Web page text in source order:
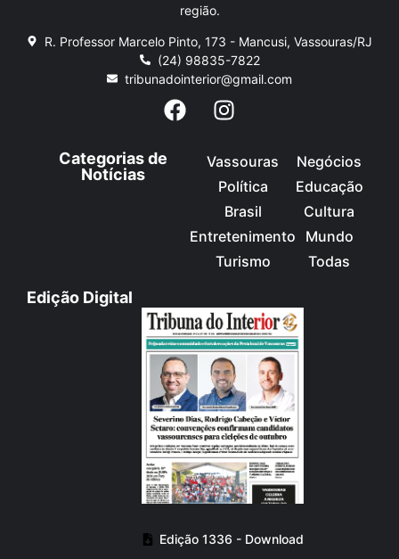
região.
R. Professor Marcelo Pinto, 173 - Mancusi, Vassouras/RJ
(24) 98835-7822
tribunadointerior@gmail.com
Categorias de
Notícias
Vassouras
Política
Brasil
Entretenimento
Turismo
Negócios
Educação
Cultura
Mundo
Todas
Edição Digital
Edição 1336 - Download